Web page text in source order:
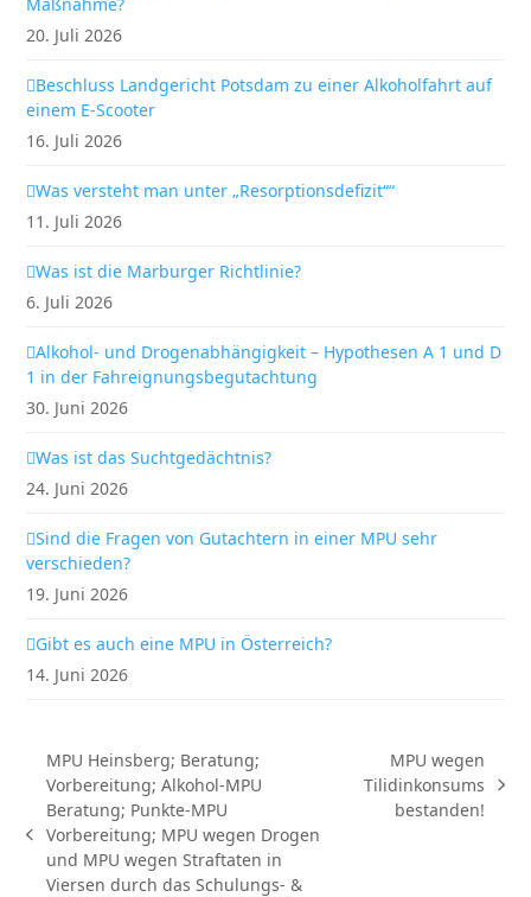
20. Juli 2026
Beschluss Landgericht Potsdam zu einer Alkoholfahrt auf
einem E-Scooter
16. Juli 2026
Was versteht man unter „Resorptionsdefizit““
11. Juli 2026
Was ist die Marburger Richtlinie?
6. Juli 2026
Alkohol- und Drogenabhängigkeit – Hypothesen A 1 und D
1 in der Fahreignungsbegutachtung
30. Juni 2026
Was ist das Suchtgedächtnis?
24. Juni 2026
Sind die Fragen von Gutachtern in einer MPU sehr
verschieden?
19. Juni 2026
Gibt es auch eine MPU in Österreich?
14. Juni 2026
vorheriger
Beitrag:
MPU Heinsberg; Beratung;
Vorbereitung; Alkohol-MPU
Beratung; Punkte-MPU
Vorbereitung; MPU wegen Drogen
und MPU wegen Straftaten in
Viersen durch das Schulungs- &
Nächster
Beitrag:
MPU wegen
Tilidinkonsums
bestanden!